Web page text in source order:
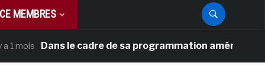
MEMBRES
Dans le cadre de sa programmation américaine,